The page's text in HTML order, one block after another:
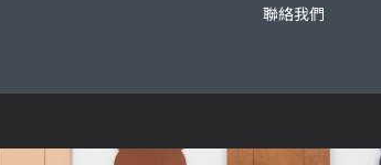
聯絡我們